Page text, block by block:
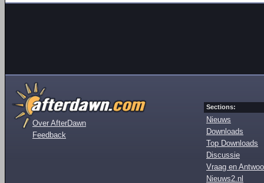
Over AfterDawn
Feedback
Sections:
Nieuws
Downloads
Top Downloads
Discussie
Vraag en
Nieuws2.nl